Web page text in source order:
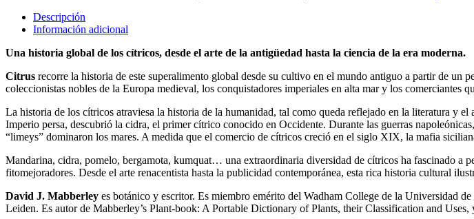
Descripción
Información adicional
Una historia global de los cítricos, desde el arte de la antigüedad hasta la ciencia de la era moderna.
Citrus recorre la historia de este superalimento global desde su cultivo en el mundo antiguo a partir de un
coleccionistas nobles de la Europa medieval, los conquistadores imperiales en alta mar y los comerciantes
La historia de los cítricos atraviesa la historia de la humanidad, tal como queda reflejado en la literatura y
Imperio persa, descubrió la cidra, el primer cítrico conocido en Occidente. Durante las guerras
“limeys” dominaron los mares. A medida que el comercio de cítricos creció en el siglo XIX, la mafia
Mandarina, cidra, pomelo, bergamota, kumquat… una extraordinaria diversidad de cítricos ha fascinado a
fitomejoradores. Desde el arte renacentista hasta la publicidad contemporánea, esta rica historia cultural
David J. Mabberley es botánico y escritor. Es miembro emérito del Wadham College de la Universidad
Leiden. Es autor de Mabberley’s Plant-book: A Portable Dictionary of Plants, their Classification and